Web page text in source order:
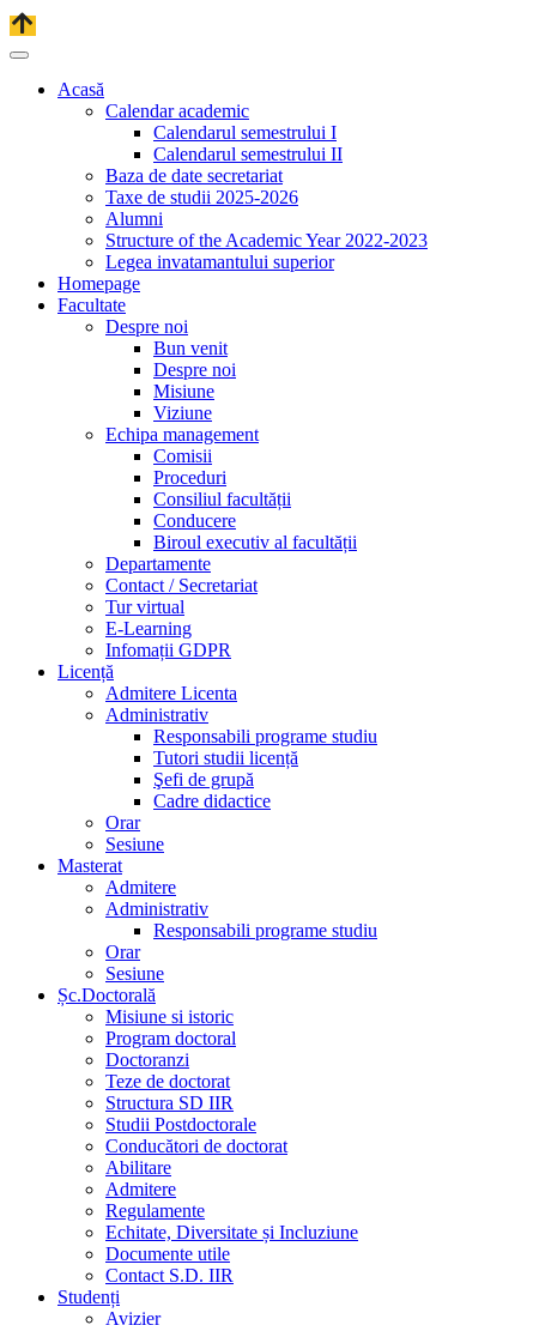
Acasă
Calendar academic
Calendarul semestrului I
Calendarul semestrului II
Baza de date secretariat
Taxe de studii 2025-2026
Alumni
Structure of the Academic Year 2022-2023
Legea invatamantului superior
Homepage
Facultate
Despre noi
Bun venit
Despre noi
Misiune
Viziune
Echipa management
Comisii
Proceduri
Consiliul facultății
Conducere
Biroul executiv al facultății
Departamente
Contact / Secretariat
Tur virtual
E-Learning
Infomații GDPR
Licență
Admitere Licenta
Administrativ
Responsabili programe studiu
Tutori studii licență
Şefi de grupă
Cadre didactice
Orar
Sesiune
Masterat
Admitere
Administrativ
Responsabili programe studiu
Orar
Sesiune
Șc.Doctorală
Misiune si istoric
Program doctoral
Doctoranzi
Teze de doctorat
Structura SD IIR
Studii Postdoctorale
Conducători de doctorat
Abilitare
Admitere
Regulamente
Echitate, Diversitate și Incluziune
Documente utile
Contact S.D. IIR
Studenți
Avizier